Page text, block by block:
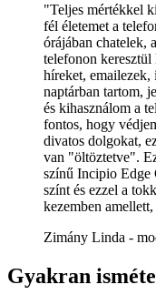
"Teljes mértékkel
fél életemet a
órájában chatelek,
telefonon keresztül
híreket, emailezek,
naptárban tartom,
és kihasználom a
fontos, hogy
divatos dolgokat,
van "öltöztetve".
színű Incipio Edge
színt és ezzel a
kezemben
Zimány Linda -
Gyakran